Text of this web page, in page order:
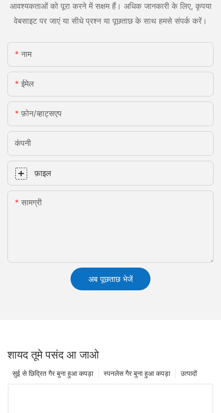
आवश्यकताओं को पूरा करने में सक्षम हैं। अधिक जानकारी के लिए, कृपया
वेबसाइट पर जाएं या सीधे प्रश्न या पूछताछ के साथ हमसे संपर्क करें।
नाम
ईमेल
फ़ोन/व्हाट्सएप
कंपनी
फ़ाइल
सामग्री
अब पूछताछ भेजें
शायद तूमे पसंद आ जाओ
उत्पादों
स्पनलेस गैर बुना हुआ कपड़ा
सुई से छिद्रित गैर बुना हुआ कपड़ा